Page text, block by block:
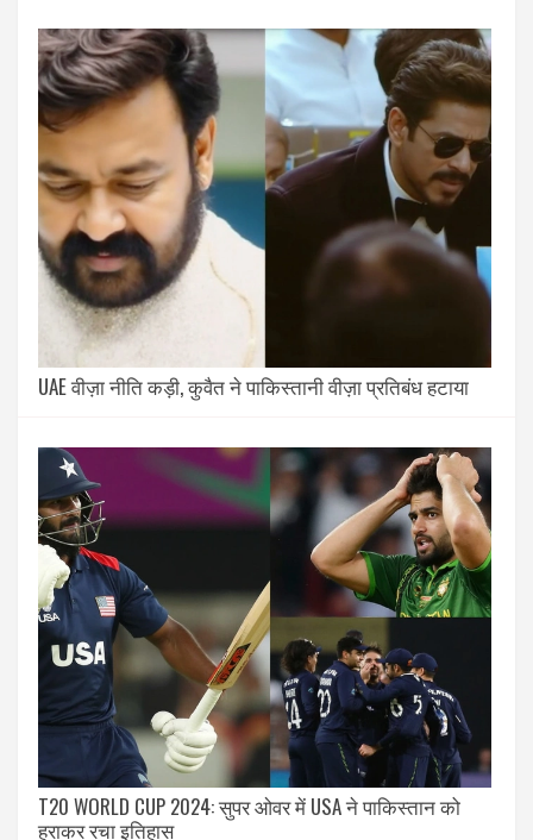
UAE वीज़ा नीति कड़ी, कुवैत ने पाकिस्तानी वीज़ा प्रतिबंध हटाया
T20 WORLD CUP 2024: सुपर ओवर में USA ने पाकिस्तान को
हराकर रचा इतिहास